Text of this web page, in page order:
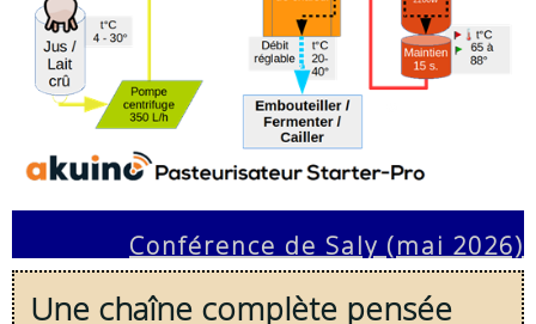
Conférence de Saly (mai 2026)
Une chaîne complète pensée